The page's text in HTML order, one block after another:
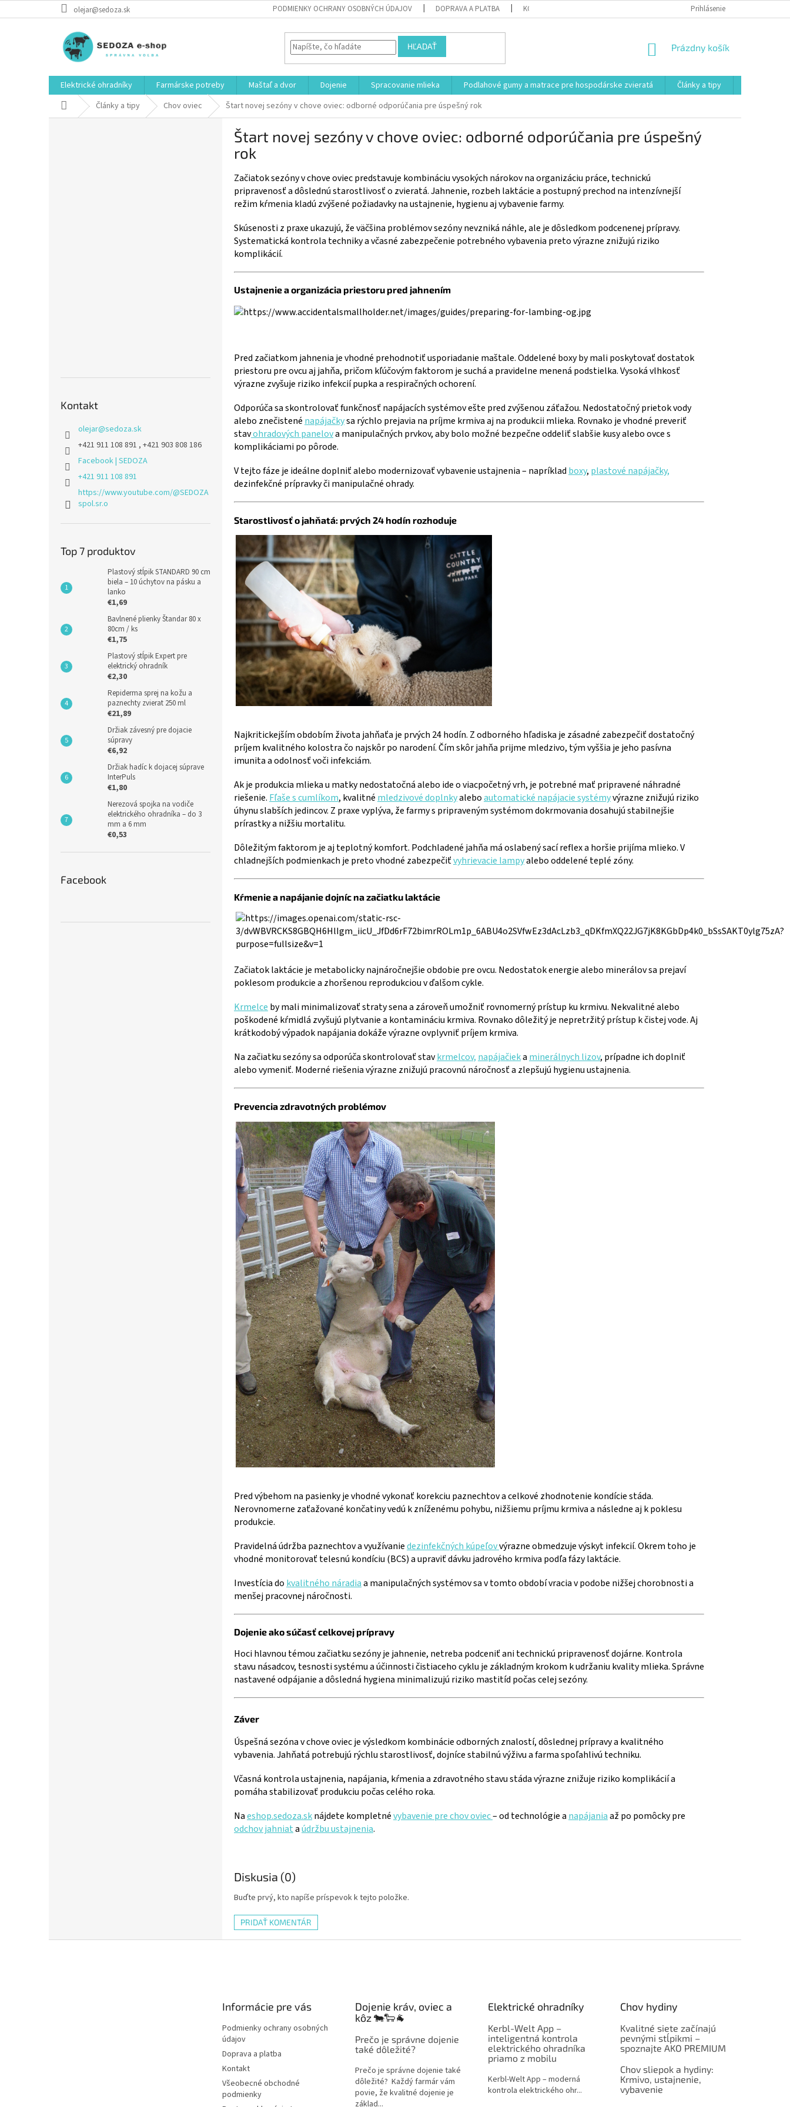
na
olejar@sedoza.sk PODMIENKY OCHRANY OSOBNÝCH ÚDAJOV DOPRAVA A PLATBA KONTAKT VŠEOBECNÉ OBCHODNÉ PODMIENKY POSTUP
Prihlásenie
HĽADAŤ
NÁKUPNÝ
Prázdny košík
Elektrické ohradníky Farmárske potreby Maštaľ a dvor Dojenie Spracovanie mlieka Podlahové gumy a matrace pre hospodárske zvieratá Články a tipy
Domov Články a tipy Chov oviec Štart novej sezóny v chove oviec: odborné odporúčania pre úspešný rok
Kontakt
olejar@sedoza.sk
+421 911 108 891 , +421 903 808 186
Facebook | SEDOZA
+421 911 108 891
https://www.youtube.com/@SEDOZA
spol.sr.o
Top 7 produktov
Plastový stĺpik STANDARD 90 cm
biela – 10 úchytov na pásku a
lanko
€1,69
Bavlnené plienky Štandar 80 x
80cm / ks
€1,75
Plastový stĺpik Expert pre
elektrický ohradník
€2,30
Repiderma sprej na kožu a
paznechty zvierat 250 ml
€21,89
Držiak závesný pre dojacie
súpravy
€6,92
Držiak hadíc k dojacej súprave
InterPuls
€1,80
Nerezová spojka na vodiče
elektrického ohradníka – do 3
mm a 6 mm
€0,53
Facebook
Štart novej sezóny v chove oviec: odborné odporúčania pre úspešný
rok
Začiatok sezóny v chove oviec predstavuje kombináciu vysokých nárokov na organizáciu práce, technickú
pripravenosť a dôslednú starostlivosť o zvieratá. Jahnenie, rozbeh laktácie a postupný prechod na intenzívnejší
režim kŕmenia kladú zvýšené požiadavky na ustajnenie, hygienu aj vybavenie farmy.
Skúsenosti z praxe ukazujú, že väčšina problémov sezóny nevzniká náhle, ale je dôsledkom podcenenej prípravy.
Systematická kontrola techniky a včasné zabezpečenie potrebného vybavenia preto výrazne znižujú riziko
komplikácií.
Ustajnenie a organizácia priestoru pred jahnením
Pred začiatkom jahnenia je vhodné prehodnotiť usporiadanie maštale. Oddelené boxy by mali poskytovať dostatok
priestoru pre ovcu aj jahňa, pričom kľúčovým faktorom je suchá a pravidelne menená podstielka. Vysoká vlhkosť
výrazne zvyšuje riziko infekcií pupka a respiračných ochorení.
Odporúča sa skontrolovať funkčnosť napájacích systémov ešte pred zvýšenou záťažou. Nedostatočný prietok vody
alebo znečistené napájačkysa rýchlo prejavia na príjme krmiva aj na produkcii mlieka. Rovnako je vhodné preveriť
stavohradových panelova manipulačných prvkov, aby bolo možné bezpečne oddeliť slabšie kusy alebo ovce s
komplikáciami po pôrode.
V tejto fáze je ideálne doplniť alebo modernizovať vybavenie ustajnenia – napríklad boxy, plastové napájačky,
dezinfekčné prípravky či manipulačné ohrady.
Starostlivosť o jahňatá: prvých 24 hodín rozhoduje
Najkritickejším obdobím života jahňaťa je prvých 24 hodín. Z odborného hľadiska je zásadné zabezpečiť dostatočný
príjem kvalitného kolostra čo najskôr po narodení. Čím skôr jahňa prijme mledzivo, tým vyššia je jeho pasívna
imunita a odolnosť voči infekciám.
Ak je produkcia mlieka u matky nedostatočná alebo ide o viacpočetný vrh, je potrebné mať pripravené náhradné
riešenie. Fľaše s cumlíkom, kvalitné mledzivové doplnkyaleboautomatické napájacie systémyvýrazne znižujú riziko
úhynu slabších jedincov. Z praxe vyplýva, že farmy s pripraveným systémom dokrmovania dosahujú stabilnejšie
prírastky a nižšiu mortalitu.
Dôležitým faktorom je aj teplotný komfort. Podchladené jahňa má oslabený sací reflex a horšie prijíma mlieko. V
chladnejších podmienkach je preto vhodné zabezpečiťvyhrievacie lampyalebo oddelené teplé zóny.
Kŕmenie a napájanie dojníc na začiatku laktácie
Začiatok laktácie je metabolicky najnáročnejšie obdobie pre ovcu. Nedostatok energie alebo minerálov sa prejaví
poklesom produkcie a zhoršenou reprodukciou v ďalšom cykle.
Krmelceby mali minimalizovať straty sena a zároveň umožniť rovnomerný prístup ku krmivu. Nekvalitné alebo
poškodené kŕmidlá zvyšujú plytvanie a kontamináciu krmiva. Rovnako dôležitý je nepretržitý prístup k čistej vode. Aj
krátkodobý výpadok napájania dokáže výrazne ovplyvniť príjem krmiva.
Na začiatku sezóny sa odporúča skontrolovať stavkrmelcov,napájačiekaminerálnych lizov, prípadne ich doplniť
alebo vymeniť. Moderné riešenia výrazne znižujú pracovnú náročnosť a zlepšujú hygienu ustajnenia.
Prevencia zdravotných problémov
Pred výbehom na pasienky je vhodné vykonať korekciu paznechtov a celkové zhodnotenie kondície stáda.
Nerovnomerne zaťažované končatiny vedú k zníženému pohybu, nižšiemu príjmu krmiva a následne aj k poklesu
produkcie.
Pravidelná údržba paznechtov a využívaniedezinfekčných kúpeľovvýrazne obmedzuje výskyt infekcií. Okrem toho je
vhodné monitorovať telesnú kondíciu (BCS) a upraviť dávku jadrového krmiva podľa fázy laktácie.
Investícia do kvalitného náradiaa manipulačných systémov sa v tomto období vracia v podobe nižšej chorobnosti a
menšej pracovnej náročnosti.
Dojenie ako súčasť celkovej prípravy
Hoci hlavnou témou začiatku sezóny je jahnenie, netreba podceniť ani technickú pripravenosť dojárne. Kontrola
stavu násadcov, tesnosti systému a účinnosti čistiaceho cyklu je základným krokom k udržaniu kvality mlieka. Správne
nastavené odpájanie a dôsledná hygiena minimalizujú riziko mastitíd počas celej sezóny.
Záver
Úspešná sezóna v chove oviec je výsledkom kombinácie odborných znalostí, dôslednej prípravy a kvalitného
vybavenia. Jahňatá potrebujú rýchlu starostlivosť, dojníce stabilnú výživu a farma spoľahlivú techniku.
Včasná kontrola ustajnenia, napájania, kŕmenia a zdravotného stavu stáda výrazne znižuje riziko komplikácií a
pomáha stabilizovať produkciu počas celého roka.
Naeshop.sedoza.sknájdete kompletnévybavenie pre chov oviec– od technológie a napájaniaaž po pomôcky pre
odchov jahniataúdržbu ustajnenia.
Diskusia (0)
Buďte prvý, kto napíše príspevok k tejto položke.
PRIDAŤ KOMENTÁR
Informácie pre vás
Podmienky ochrany osobných
údajov
Doprava a platba
Kontakt
Všeobecné obchodné
podmienky
Dojenie kráv, oviec a
kôz 🐄🐑🐐
Prečo je správne dojenie
také dôležité?
Prečo je správne dojenie také
dôležité? Každý farmár vám
povie, že kvalitné dojenie je
základ...
Elektrické ohradníky
Kerbl-Welt App –
inteligentná kontrola
elektrického ohradníka
priamo z mobilu
Kerbl-Welt App – moderná
kontrola elektrického ohr...
Chov hydiny
Kvalitné siete začínajú
pevnými stĺpikmi –
spoznajte AKO PREMIUM
Chov sliepok a hydiny:
Krmivo, ustajnenie,
vybavenie